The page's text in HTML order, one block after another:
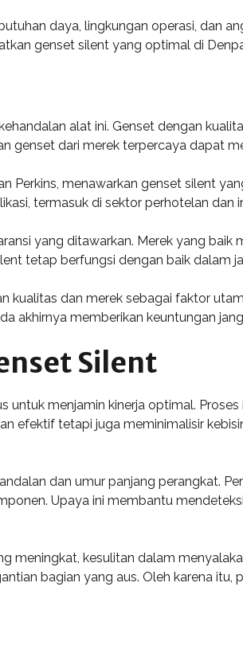
daya, lingkungan operasi, dan
genset silent yang optimal di
alat ini. Genset dengan
genset dari merek terpercaya dapat
Perkins, menawarkan genset silent
termasuk di sektor perhotelan dan
yang ditawarkan. Merek yang
tetap berfungsi dengan baik dalam
kualitas dan merek sebagai faktor
akhirnya memberikan keuntungan
Silent
untuk menjamin kinerja optimal.
efektif tetapi juga meminimalisir
dan umur panjang perangkat.
Upaya ini membantu
meningkat, kesulitan dalam
bagian yang aus. Oleh karena itu,